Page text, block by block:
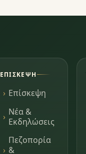
ΕΠΊΣΚΕΨΗ
Επίσκεψη
Νέα &
Εκδηλώσεις
Πεζοπορία
&